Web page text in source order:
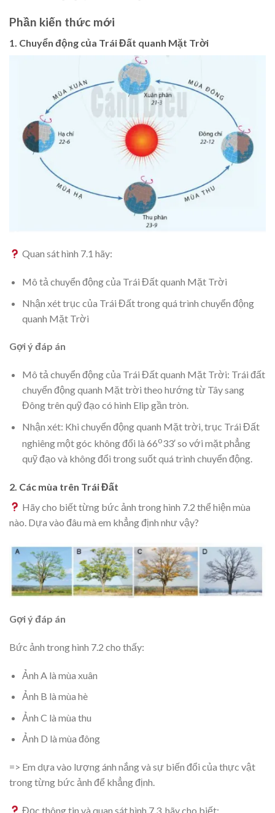
Phần kiến thức mới
1. Chuyển động của Trái Đất quanh Mặt Trời
Quan sát hình 7.1 hãy:
Mô tả chuyển động của Trái Đất quanh Mặt Trời
Nhận xét trục của Trái Đất trong quá trình chuyển động
quanh Mặt Trời
Gợi ý đáp án
Mô tả chuyển động của Trái Đất quanh Mặt Trời: Trái đất
chuyển động quanh Mặt trời theo hướng từ Tây sang
Đông trên quỹ đạo có hình Elip gần tròn.
Nhận xét: Khi chuyển động quanh Mặt trời, trục Trái Đất
nghiêng một góc không đổi là 66o33′ so với mặt phẳng
quỹ đạo và không đổi trong suốt quá trình chuyển động.
2. Các mùa trên Trái Đất
Hãy cho biết từng bức ảnh trong hình 7.2 thể hiện mùa
nào. Dựa vào đâu mà em khẳng định như vậy?
Gợi ý đáp án
Bức ảnh trong hình 7.2 cho thấy:
Ảnh A là mùa xuân
Ảnh B là mùa hè
Ảnh C là mùa thu
Ảnh D là mùa đông
=> Em dựa vào lượng ánh nắng và sự biến đổi của thực vật
trong từng bức ảnh để khẳng định.
Đọc thông tin và quan sát hình 7.3, hãy cho biết: